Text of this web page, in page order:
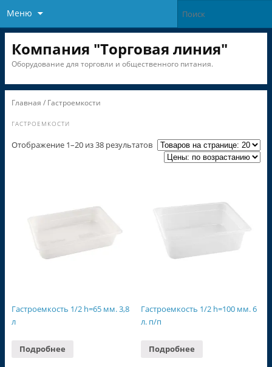
Меню
Компания "Торговая линия"
Оборудование для торговли и общественного питания.
Главная / Гастроемкости
ГАСТРОЕМКОСТИ
Отображение 1–20 из 38 результатов
Гастроемкость 1/2 h=65 мм. 3,8
л
Подробнее
Гастроемкость 1/2 h=100 мм. 6
л. п/п
Подробнее